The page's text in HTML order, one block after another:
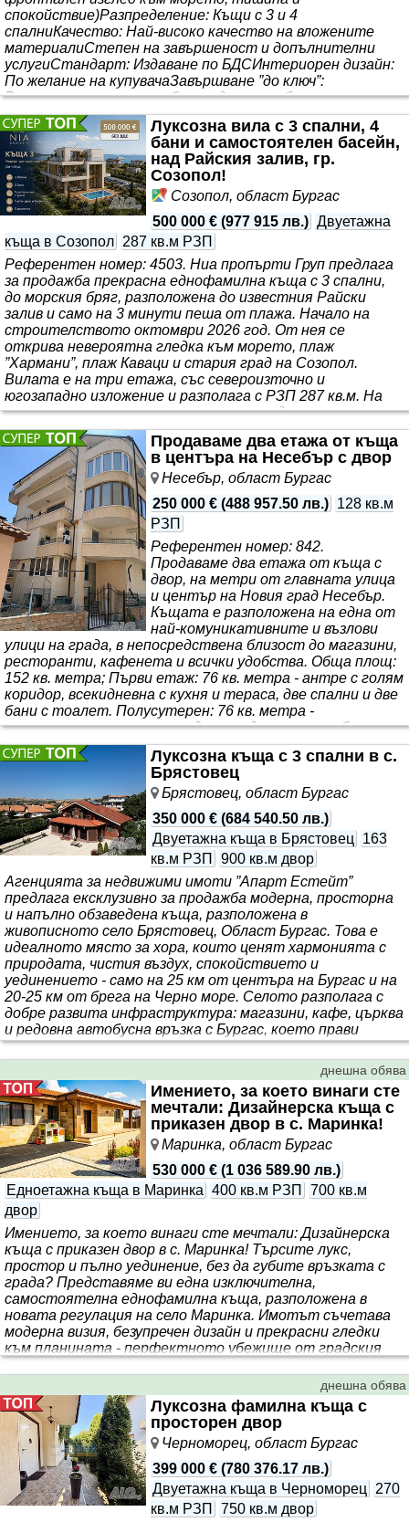
спокойствие)Разпределение: Къщи с 3 и 4
спалниКачество: Най-високо качество на вложените
материалиСтепен на завършеност и допълнителни
услугиСтандарт: Издаване по БДСИнтериорен дизайн:
По желание на купувачаЗавършване ”до ключ”:
Възможност за пълно обзавеждане с мебели и
техникаСтроителен графикСтарт на строителс..
Луксозна вила с 3 спални, 4
бани и самостоятелен басейн,
над Райския залив, гр.
Созопол!
Созопол, област Бургас
500 000 € (977 915 лв.) Двуетажна
къща в Созопол 287 кв.м РЗП
Референтен номер: 4503. Ниа пропърти Груп предлага
за продажба прекрасна еднофамилна къща с 3 спални,
до морския бряг, разположена до известния Райски
залив и само на 3 минути пеша от плажа. Начало на
строителството октомври 2026 год. От нея се
открива невероятна гледка към морето, плаж
”Хармани”, плаж Каваци и стария град на Созопол.
Вилата е на три етажа, със североизточно и
югозападно изложение и разполага с РЗП 287 кв.м. На
първи етаж е разположена просторна дневна с кухня, с
гледки море, баня с тоалет и сервизно помещение. От
първият етаж се излиза на веранда с до..
Продаваме два етажа от къща
в центъра на Несебър с двор
Несебър, област Бургас
250 000 € (488 957.50 лв.) 128 кв.м
РЗП
Референтен номер: 842.
Продаваме два етажа от къща с
двор, на метри от главната улица
и център на Новия град Несебър.
Къщата е разположена на една от
най-комуникативните и възлови
улици на града, в непосредствена близост до магазини,
ресторанти, кафенета и всички удобства. Обща площ:
152 кв. метра; Първи етаж: 76 кв. метра - антре с голям
коридор, всекидневна с кухня и тераса, две спални и две
бани с тоалет. Полусутерен: 76 кв. метра -
полусутерен: антре, всекидневна, две спални и баня с
тоалет; Към имота се продава и ¼ идеална част от
парцела /площ - 628 кв. метра/..Луксозна къща с 3 спални в с.
Брястовец
Брястовец, област Бургас
350 000 € (684 540.50 лв.)
Двуетажна къща в Брястовец
163
кв.м РЗП
900 кв.м двор
Агенцията за недвижими имоти ”Апарт Естейт”
предлага ексклузивно за продажба модерна, просторна
и напълно обзаведена къща, разположена в
живописното село Брястовец, Област Бургас. Това е
идеалното място за хора, които ценят хармонията с
природата, чистия въздух, спокойствието и
уединението - само на 25 км от центъра на Бургас и на
20-25 км от брега на Черно море. Селото разполага с
добре развита инфраструктура: магазини, кафе, църква
и редовна автобусна връзка с Бургас, което прави
живота тук изключително удобен и комфортен.
Разпределение Първи етаж: входно антре, стълбищен
хол, светла ..
днешна обява
Имението, за което винаги сте
мечтали: Дизайнерска къща с
приказен двор в с. Маринка!
Маринка, област Бургас
530 000 € (1 036 589.90 лв.)
Едноетажна къща в Маринка 400 кв.м РЗП
700 кв.м
двор
Имението, за което винаги сте мечтали: Дизайнерска
къща с приказен двор в с. Маринка! Търсите лукс,
простор и пълно уединение, без да губите връзката с
града? Представяме ви една изключителна,
самостоятелна еднофамилна къща, разположена в
новата регулация на село Маринка. Имотът съчетава
модерна визия, безупречен дизайн и прекрасни гледки
към планината - перфектното убежище от градския
СВЕТЛИНА И УЮТ БЕЗ КОМПРОМИСИ (400 кв.м. РЗП):
Първи етаж (200 кв.м.) - Сърцето на дома:
Впечатляваща дневна: Огромно, слънчево
пространство с фр..
днешна обява
Луксозна фамилна къща с
просторен двор
Черноморец, област Бургас
399 000 € (780 376.17 лв.)
Двуетажна къща в Черноморец
270
кв.м РЗП
750 кв.м двор